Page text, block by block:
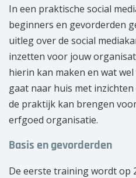
In een praktische social
beginners en gevorderden
uitleg over de social
inzetten voor jouw
hierin kan maken en wat
gaat naar huis met
de praktijk kan brengen
erfgoed organisatie.
Basis en gevorderden
De eerste training wordt op